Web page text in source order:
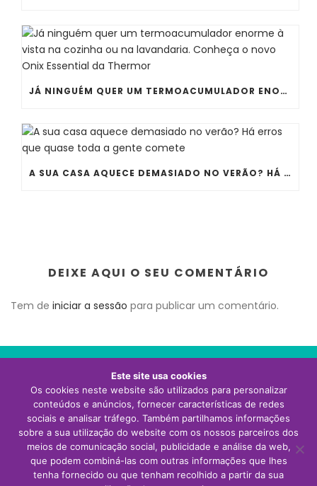
JÁ NINGUÉM QUER UM TERMOACUMULADOR ENORME À VISTA NA COZINHA OU NA LAVANDARIA. CONHEÇA O NOVO ONIX ESSENTIAL DA THERMOR
A SUA CASA AQUECE DEMASIADO NO VERÃO? HÁ ERROS QUE QUASE TODA A GENTE COMETE
DEIXE AQUI O SEU COMENTÁRIO
Tem de iniciar a sessão para publicar um comentário.
Visite o site da Thermor Portugal
Este site usa cookies
Os cookies neste website são utilizados para personalizar
conteúdos e anúncios, fornecer características de redes
sociais e analisar tráfego. Também partilhamos informações
sobre a sua utilização do website com os nossos parceiros dos
meios de comunicação social, publicidade e análise da web,
que podem combiná-las com outras informações que lhes
tenha fornecido ou que tenham recolhido a partir da sua